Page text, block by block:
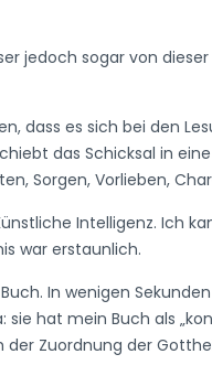
jedoch sogar von
dass es sich bei den
das Schicksal in
Sorgen, Vorlieben,
Intelligenz. Ich
war erstaunlich.
In wenigen
hat mein Buch als
Zuordnung der